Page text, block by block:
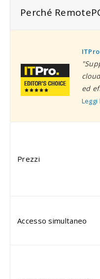
Perché
ed
Prezzi
Accesso simultaneo